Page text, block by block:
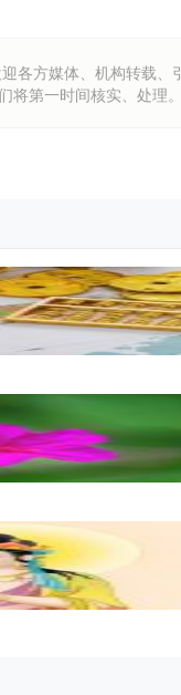
各方媒体、机构转载
将第一时间核实、处理